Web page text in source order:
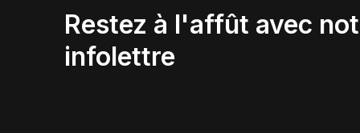
Restez à l'affût avec
infolettre